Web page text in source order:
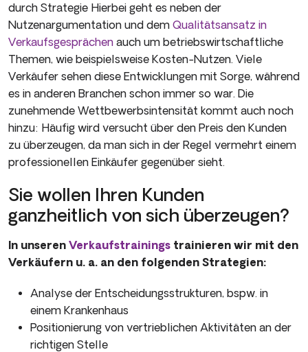
durch Strategie Hierbei geht es neben der
Nutzenargumentation und dem Qualitätsansatz in
Verkaufsgesprächen auch um betriebswirtschaftliche
Themen, wie beispielsweise Kosten-Nutzen. Viele
Verkäufer sehen diese Entwicklungen mit Sorge, während
es in anderen Branchen schon immer so war. Die
zunehmende Wettbewerbsintensität kommt auch noch
hinzu: Häufig wird versucht über den Preis den Kunden
zu überzeugen, da man sich in der Regel vermehrt einem
professionellen Einkäufer gegenüber sieht.
Sie wollen Ihren Kunden
ganzheitlich von sich überzeugen?
In unseren Verkaufstrainings trainieren wir mit den
Verkäufern u. a. an den folgenden Strategien:
Analyse der Entscheidungsstrukturen, bspw. in
einem Krankenhaus
Positionierung von vertrieblichen Aktivitäten an der
richtigen Stelle